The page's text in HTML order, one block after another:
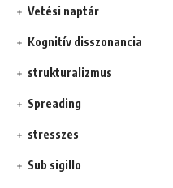
Vetési naptár
Kognitív disszonancia
strukturalizmus
Spreading
stresszes
Sub sigillo